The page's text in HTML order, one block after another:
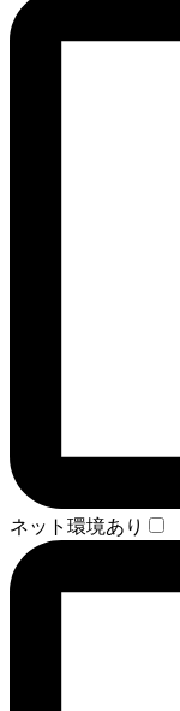
ネット環境あり